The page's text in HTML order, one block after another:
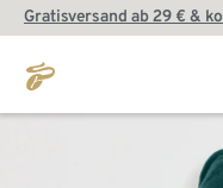
Gratisversand ab 29 € &